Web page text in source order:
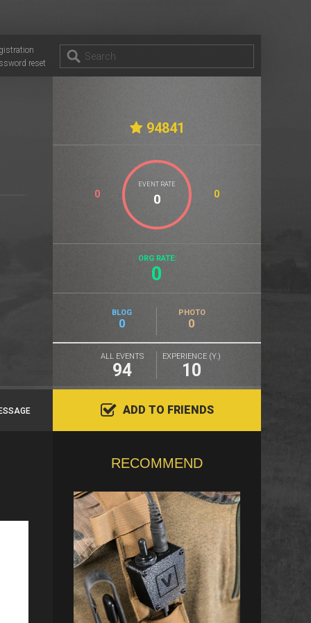
reset
94841
EVENT RATE
0 0
ORG RATE:
0
BLOG
0
PHOTO
0
ALL EVENTS
94
EXPERIENCE (Y.)
10
ADD TO FRIENDS
RECOMMEND